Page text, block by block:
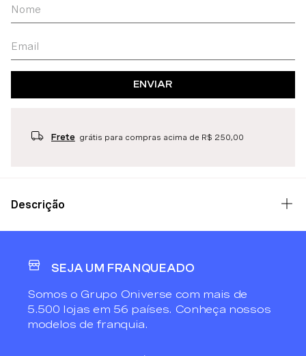
ENVIAR
Frete grátis para compras acima de R$ 250,00
Descrição
SEJA UM FRANQUEADO
Somos o Grupo Oniverse com mais de
5.500 lojas em 56 países. Conheça nossos
modelos de franquia.